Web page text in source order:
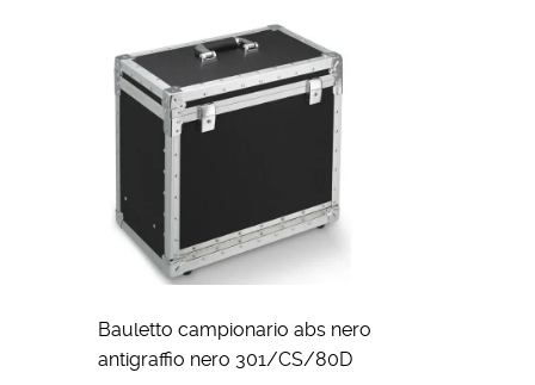
Bauletto campionario abs nero
antigraffio nero 301/CS/80D